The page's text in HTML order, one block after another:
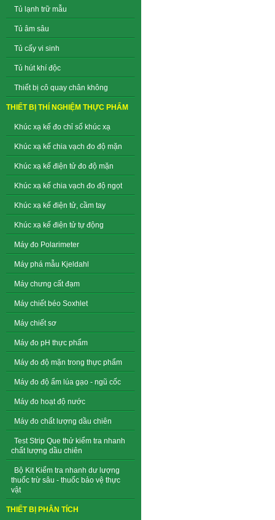
Tủ lạnh trữ mẫu
Tủ âm sâu
Tủ cấy vi sinh
Tủ hút khí độc
Thiết bị cô quay chân không
THIẾT BỊ THÍ NGHIỆM THỰC PHẨM
Khúc xạ kế đo chỉ số khúc xạ
Khúc xạ kế chia vạch đo độ mặn
Khúc xạ kế điện tử đo độ mặn
Khúc xạ kế chia vạch đo độ ngọt
Khúc xạ kế điện tử, cầm tay
Khúc xạ kế điện tử tự động
Máy đo Polarimeter
Máy phá mẫu Kjeldahl
Máy chưng cất đạm
Máy chiết béo Soxhlet
Máy chiết sơ
Máy đo pH thực phẩm
Máy đo độ mặn trong thực phẩm
Máy đo độ ẩm lúa gạo - ngũ cốc
Máy đo hoạt độ nước
Máy đo chất lượng dầu chiên
Test Strip Que thử kiểm tra nhanh
chất lượng dầu chiên
Bộ Kit Kiểm tra nhanh dư lượng
thuốc trừ sâu - thuốc bảo vệ thực
vật
THIẾT BỊ PHÂN TÍCH